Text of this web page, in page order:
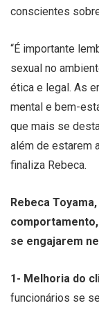
conscientes
“É importante
sexual no
ética e legal. As
mental e bem-
que mais se
além de estarem
finaliza Rebeca.
Rebeca
se engajarem
1- Melhoria do
funcionários se